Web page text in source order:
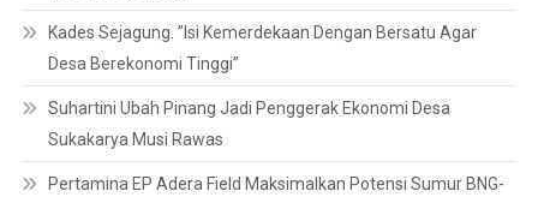
Kades Sejagung. ”Isi Kemerdekaan Dengan Bersatu Agar
Desa Berekonomi Tinggi”
Suhartini Ubah Pinang Jadi Penggerak Ekonomi Desa
Sukakarya Musi Rawas
Pertamina EP Adera Field Maksimalkan Potensi Sumur BNG-